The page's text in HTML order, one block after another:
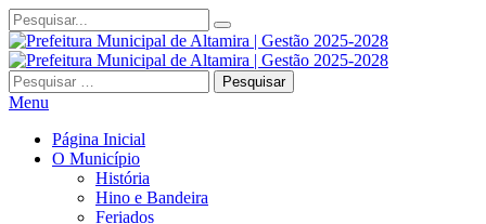
Pesquisar
por:
Menu
Página Inicial
O Município
História
Hino e Bandeira
Feriados